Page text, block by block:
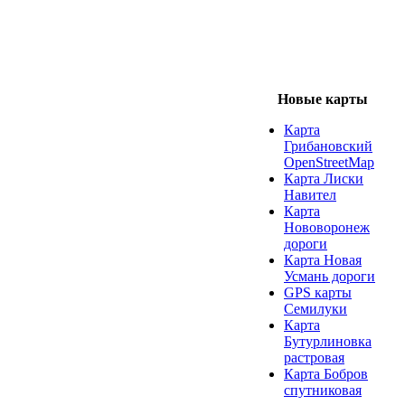
Новые карты
Карта
Грибановский
OpenStreetMap
Карта Лиски
Навител
Карта
Нововоронеж
дороги
Карта Новая
Усмань дороги
GPS карты
Семилуки
Карта
Бутурлиновка
растровая
Карта Бобров
спутниковая